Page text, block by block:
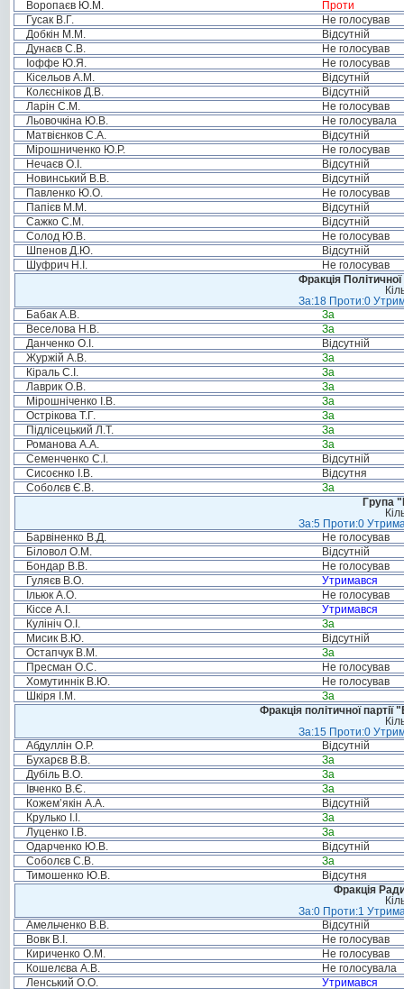
Воропаєв Ю.М.
Проти
Гусак В.Г.
Не голосував
Добкін М.М.
Відсутній
Дунаєв С.В.
Не голосував
Іоффе Ю.Я.
Не голосував
Кісельов А.М.
Відсутній
Колєсніков Д.В.
Відсутній
Ларін С.М.
Не голосував
Льовочкіна Ю.В.
Не голосувала
Матвієнков С.А.
Відсутній
Мірошниченко Ю.Р.
Не голосував
Нечаєв О.І.
Відсутній
Новинський В.В.
Відсутній
Павленко Ю.О.
Не голосував
Папієв М.М.
Відсутній
Сажко С.М.
Відсутній
Солод Ю.В.
Не голосував
Шпенов Д.Ю.
Відсутній
Шуфрич Н.І.
Не голосував
Фракція
За:18 Проти:0
Бабак А.В.
За
Веселова Н.В.
За
Данченко О.І.
Відсутній
Журжій А.В.
За
Кіраль С.І.
За
Лаврик О.В.
За
Мірошніченко І.В.
За
Острікова Т.Г.
За
Підлісецький Л.Т.
За
Романова А.А.
За
Семенченко С.І.
Відсутній
Сисоєнко І.В.
Відсутня
Соболєв Є.В.
За
Група
За:5 Проти:0
Барвіненко В.Д.
Не голосував
Біловол О.М.
Відсутній
Бондар В.В.
Не голосував
Гуляєв В.О.
Утримався
Ільюк А.О.
Не голосував
Кіссе А.І.
Утримався
Кулініч О.І.
За
Мисик В.Ю.
Відсутній
Остапчук В.М.
За
Пресман О.С.
Не голосував
Хомутиннік В.Ю.
Не голосував
Шкіря І.М.
За
Фракція політичної
За:15 Проти:0
Абдуллін О.Р.
Відсутній
Бухарєв В.В.
За
Дубіль В.О.
За
Івченко В.Є.
За
Кожем’якін А.А.
Відсутній
Крулько І.І.
За
Луценко І.В.
За
Одарченко Ю.В.
Відсутній
Соболєв С.В.
За
Тимошенко Ю.В.
Відсутня
Фракція
За:0 Проти:1
Амельченко В.В.
Відсутній
Вовк В.І.
Не голосував
Кириченко О.М.
Не голосував
Кошелєва А.В.
Не голосувала
Ленський О.О.
Утримався